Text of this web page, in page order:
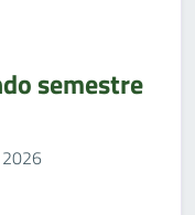
semestre
2026